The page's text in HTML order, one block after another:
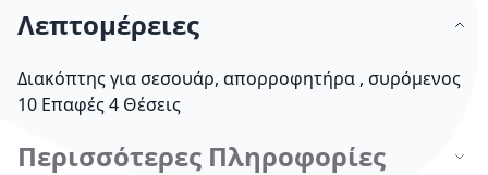
Λεπτομέρειες
Διακόπτης για σεσουάρ, απορροφητήρα , συρόμενος
10 Επαφές 4 Θέσεις
Περισσότερες Πληροφορίες